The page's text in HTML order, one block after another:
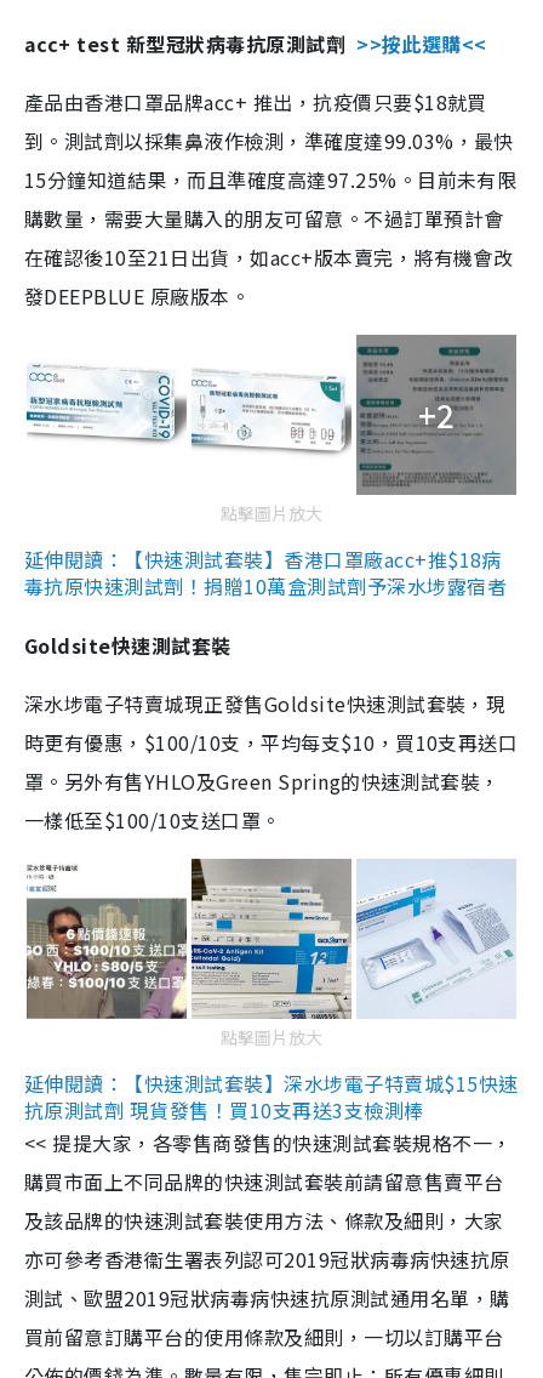
acc+ test 新型冠狀病毒抗原測試劑 >>按此選購<<
產品由香港口罩品牌acc+ 推出，抗疫價只要$18就買
到。測試劑以採集鼻液作檢測，準確度達99.03%，最快
15分鐘知道結果，而且準確度高達97.25%。目前未有限
購數量，需要大量購入的朋友可留意。不過訂單預計會
在確認後10至21日出貨，如acc+版本賣完，將有機會改
發DEEPBLUE 原廠版本。
+2
點擊圖片放大
延伸閱讀：【快速測試套裝】香港口罩廠acc+推$18病
毒抗原快速測試劑！捐贈10萬盒測試劑予深水埗露宿者
Goldsite快速測試套裝
深水埗電子特賣城現正發售Goldsite快速測試套裝，現
時更有優惠，$100/10支，平均每支$10，買10支再送口
罩。另外有售YHLO及Green Spring的快速測試套裝，
一樣低至$100/10支送口罩。
點擊圖片放大
延伸閱讀：【快速測試套裝】深水埗電子特賣城$15快速
抗原測試劑 現貨發售！買10支再送3支檢測棒
<< 提提大家，各零售商發售的快速測試套裝規格不一，
購買市面上不同品牌的快速測試套裝前請留意售賣平台
及該品牌的快速測試套裝使用方法、條款及細則，大家
亦可參考香港衞生署表列認可2019冠狀病毒病快速抗原
測試、歐盟2019冠狀病毒病快速抗原測試通用名單，購
買前留意訂購平台的使用條款及細則，一切以訂購平台